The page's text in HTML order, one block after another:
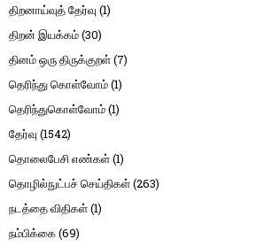
திறனாய்வுத் தேர்வு (1)
திறன் இயக்கம்(30)
தினம் ஒரு திருக்குறள்(7)
தெரிந்து கொள்வோம்(1)
தெரிந்துகொள்வோம்(1)
தேர்வு (1542)
தொலைபேசி எண்கள்(1)
தொழில்நுட்பச் செய்திகள்(263)
நடத்தை விதிகள்(1)
நம்பிக்கை(69)